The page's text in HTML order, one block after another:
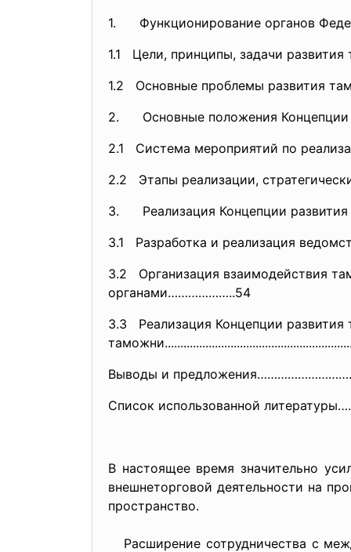
1. Функционирование органов
1.1 Цели, принципы, задачи
1.2 Основные проблемы развития
2. Основные положения
2.1 Система мероприятий по
2.2 Этапы реализации,
3. Реализация Концепции
3.1 Разработка и реализация
3.2 Организация взаимодействия
органами………………..54
3.3 Реализация Концепции развития
таможни.....................................................
Выводы и
Список использованной
В настоящее время значительно
внешнеторговой деятельности на
пространство.
Расширение сотрудничества с